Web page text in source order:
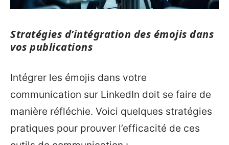
Stratégies d’intégration des émojis dans
vos publications
Intégrer les émojis dans votre
communication sur LinkedIn doit se faire de
manière réfléchie. Voici quelques stratégies
pratiques pour prouver l’efficacité de ces